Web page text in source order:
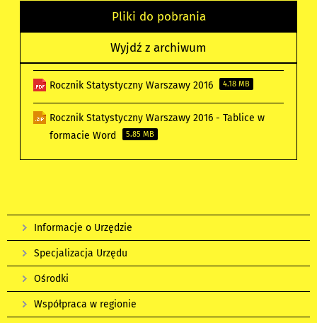
Pliki do pobrania
Wyjdź z archiwum
Rocznik Statystyczny Warszawy 2016 4.18 MB
Rocznik Statystyczny Warszawy 2016 - Tablice w
formacie Word
5.85 MB
Informacje o Urzędzie
Specjalizacja Urzędu
Ośrodki
Współpraca w regionie